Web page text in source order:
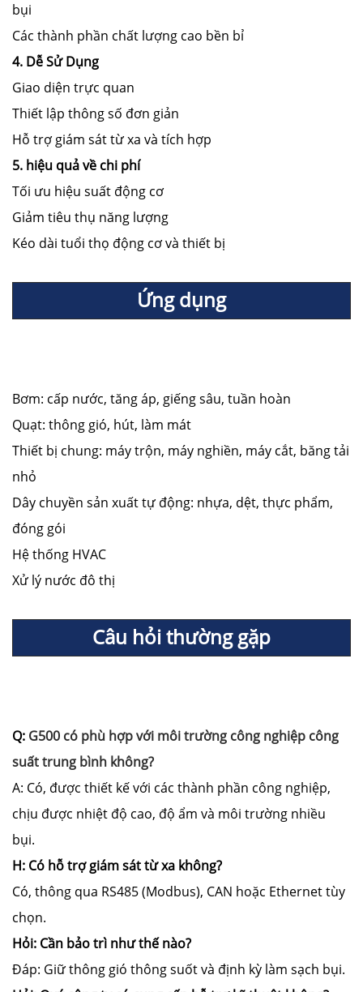
bụi
Các thành phần chất lượng cao bền bỉ
4. Dễ Sử Dụng
Giao diện trực quan
Thiết lập thông số đơn giản
Hỗ trợ giám sát từ xa và tích hợp
5. hiệu quả về chi phí
Tối ưu hiệu suất động cơ
Giảm tiêu thụ năng lượng
Kéo dài tuổi thọ động cơ và thiết bị
Ứng dụng
Bơm: cấp nước, tăng áp, giếng sâu, tuần hoàn
Quạt: thông gió, hút, làm mát
Thiết bị chung: máy trộn, máy nghiền, máy cắt, băng tải
nhỏ
Dây chuyền sản xuất tự động: nhựa, dệt, thực phẩm,
đóng gói
Hệ thống HVAC
Xử lý nước đô thị
Câu hỏi thường gặp
Q: G500 có phù hợp với môi trường công nghiệp công
suất trung bình không?
A: Có, được thiết kế với các thành phần công nghiệp,
chịu được nhiệt độ cao, độ ẩm và môi trường nhiều
bụi.
H: Có hỗ trợ giám sát từ xa không?
Có, thông qua RS485 (Modbus), CAN hoặc Ethernet tùy
chọn.
Hỏi: Cần bảo trì như thế nào?
Đáp: Giữ thông gió thông suốt và định kỳ làm sạch bụi.